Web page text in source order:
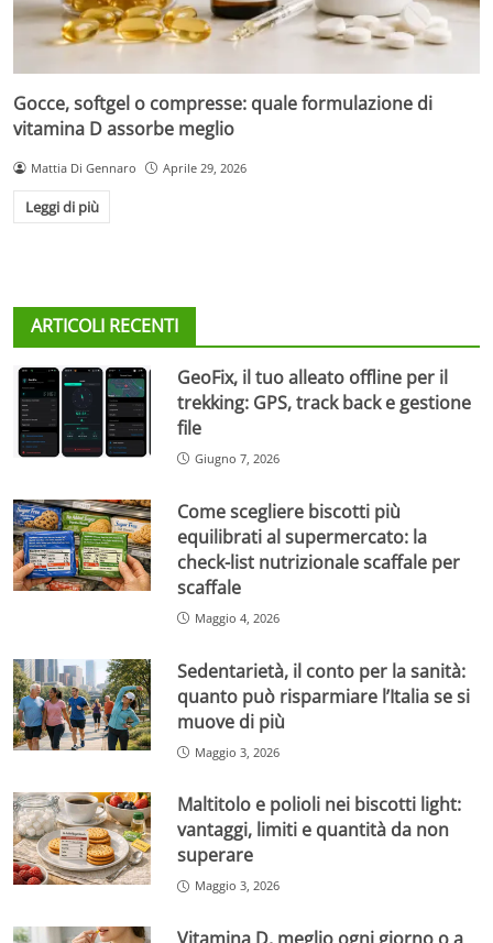
Gocce, softgel o compresse: quale formulazione di
vitamina D assorbe meglio
Mattia Di Gennaro Aprile 29, 2026
Leggi di più
ARTICOLI RECENTI
GeoFix, il tuo alleato offline per il
trekking: GPS, track back e gestione
file
Giugno 7, 2026
Come scegliere biscotti più
equilibrati al supermercato: la
check-list nutrizionale scaffale per
scaffale
Maggio 4, 2026
Sedentarietà, il conto per la sanità:
quanto può risparmiare l’Italia se si
muove di più
Maggio 3, 2026
Maltitolo e polioli nei biscotti light:
vantaggi, limiti e quantità da non
superare
Maggio 3, 2026